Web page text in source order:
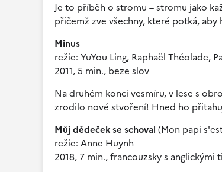
Je to příběh o stromu – stromu jako
přičemž zve všechny, které potká,
Minus
režie: YuYou Ling, Raphaël Théolade,
2011, 5 min., beze slov
Na druhém konci vesmíru, v lese s
zrodilo nové stvoření! Hned ho
Můj dědeček se schoval (Mon papi
režie: Anne Huynh
2018, 7 min., francouzsky s anglickými